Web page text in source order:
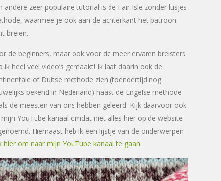
andere zeer populaire tutorial is de Fair Isle zonder lusjes
waarmee je ook aan de achterkant het patroon
breien.
de beginners, maar ook voor de meer ervaren breisters
ik heel veel video’s gemaakt! Ik laat daarin ook de
of Duitse methode zien (toendertijd nog
bekend in Nederland) naast de Engelse methode
de meesten van ons hebben geleerd. Kijk daarvoor ook
YouTube kanaal omdat niet alles hier op de website
Hiernaast heb ik een lijstje van de onderwerpen.
hier om naar mijn YouTube kanaal te gaan.